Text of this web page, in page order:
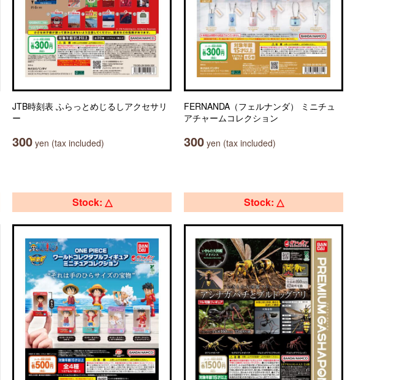
JTB時刻表 ふらっとめじるしアクセサリ
ー
300 yen (tax included)
FERNANDA（フェルナンダ） ミニチュ
アチャームコレクション
300 yen (tax included)
Stock: △ Stock: △